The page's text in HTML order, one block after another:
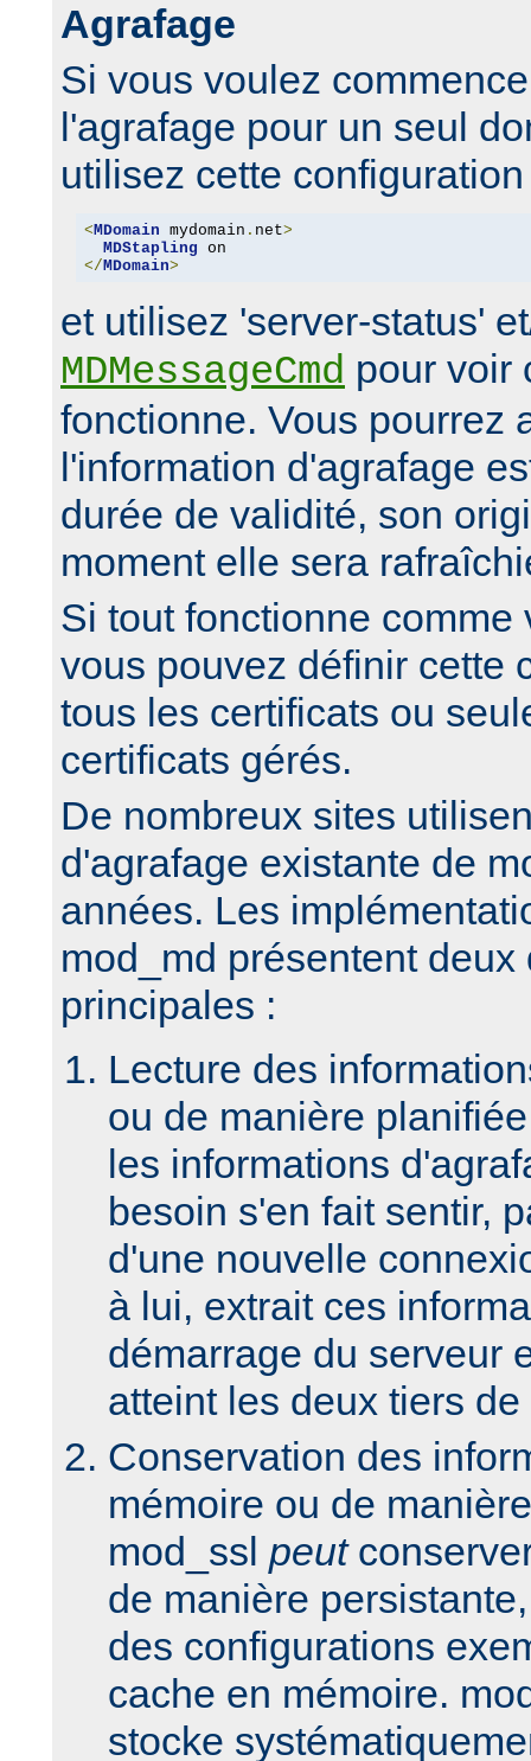
Agrafage
Si vous voulez
l'agrafage pour un seul
utilisez cette
< MDomain mydomain . net>
MDStapling
</ MDomain>
et utilisez 'server-status'
MDMessageCmd pour voir
fonctionne. Vous pourrez
l'information d'agrafage
durée de validité, son
moment elle sera
Si tout fonctionne comme
vous pouvez définir cette
tous les certificats ou
certificats gérés.
De nombreux sites
d'agrafage existante de
années. Les
mod_md présentent deux
principales :
Lecture des
ou de manière
les informations
besoin s'en fait sentir,
d'une nouvelle
à lui, extrait ces
démarrage du serveur
atteint les deux tiers
Conservation des
mémoire ou de
mod_ssl peut
de manière
des configurations
cache en mémoire.
stocke